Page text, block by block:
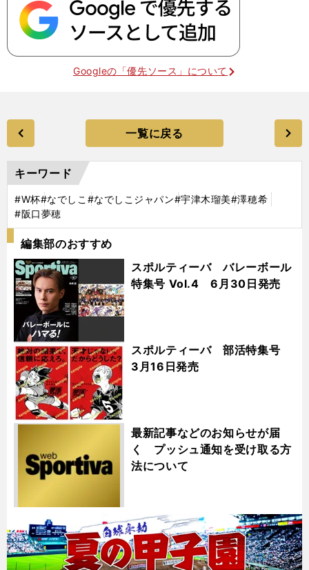
Googleの「優先ソース」について
一覧に戻る
キーワード
#W杯#なでしこ #なでしこジャパン#宇津木瑠美#澤穂希
#阪口夢穂
編集部のおすすめ
スポルティーバ バレーボール
特集号 Vol.4 6月30日発売
スポルティーバ 部活特集号
3月16日発売
最新記事などのお知らせが届
く プッシュ通知を受け取る方
法について